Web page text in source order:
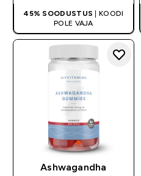
45% SOODUSTUS | KOODI
POLE VAJA
Ashwagandha